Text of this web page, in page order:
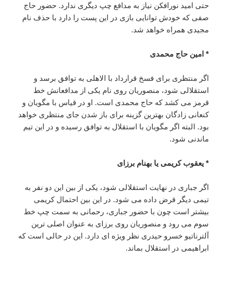
حتی امید نورافکن نیاز به مدافع چپ دیگری ندارد. حضور حاج
صفی که خودش توانایی بازی در این پست را دارد با حذف نام
مجیدی همراه خواهد شد.
* امین حاج محمدی
اگر منتظری برای فسخ قرارداد با الاهلی به توافق برسد و
استقلالی شود، منصوریان روی نام یکی از مدافعانش خط
قرمز می کشد که حاج محمدی است. او در قیاس با مگویان و
کنعانی زادگان بهترین گزینه برای باز شدن جای منتظری خواهد
بود. البته اگر مگویان با استقلال به توافق رسیده و در این تیم
ماندنی شود.
* یعقوب کریمی یا بهنام برزای
اگر جباری در نهایت استقلالی شود، یکی از بین این دو نفر به
تیمی دیگر قرض داده می شود. در این بین احتمال کریمی
بیشتر است چون با حضور جباری، رحمانی به سمت چپ خط
سوم می رود و منصوریان روی برزای به عنوان اصلی ترین
آلترناتیو خسرو حیدری نظر ویژه ای دارد. این در حالی است که
ابراهیمی در استقلال بماند.